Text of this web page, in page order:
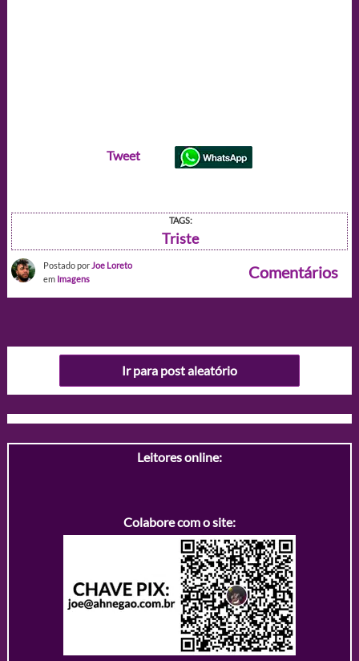
Tweet
TAGS:
Triste
Postado por Joe Loreto
em Imagens Comentários
Ir para post aleatório
Leitores online:
Colabore com o site: